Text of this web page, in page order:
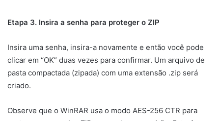
Etapa 3. Insira a senha para proteger o ZIP
Insira uma senha, insira-a novamente e então você pode
clicar em “OK” duas vezes para confirmar. Um arquivo de
pasta compactada (zipada) com uma extensão .zip será
criado.
Observe que o WinRAR usa o modo AES-256 CTR para